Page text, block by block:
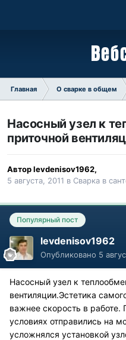
Главная О сварке в общем
Насосный узел к
приточной
Авторlevdenisov1962,
5 августа, 2011 в Сварка в
Популярный пост
levdenisov1962
Опубликовано 5
Насосный узел к
вентиляции.Эстетика
важнее скорость в работе.
условиях отправились на
усложнялся установкой